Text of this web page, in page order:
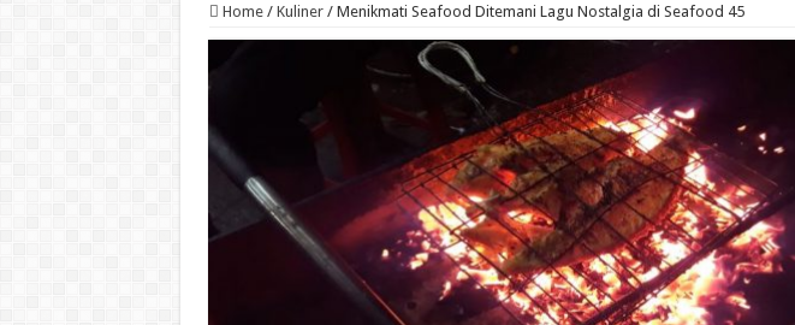
Home / Kuliner / Menikmati Seafood Ditemani Lagu Nostalgia di Seafood 45